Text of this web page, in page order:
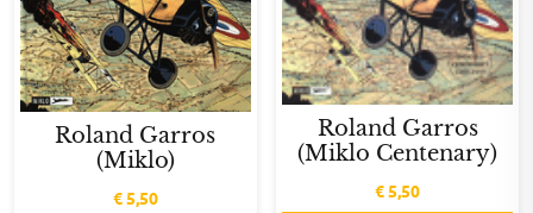
Roland Garros
(Miklo)
€5,50
Roland Garros
(Miklo Centenary)
€5,50